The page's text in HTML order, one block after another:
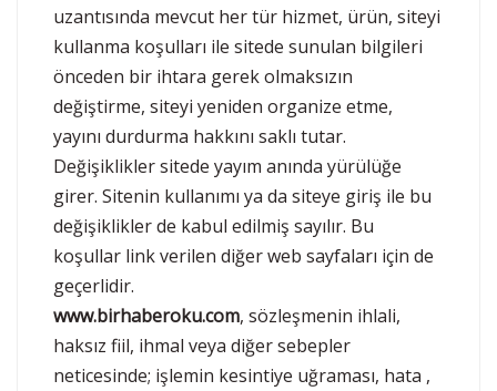
uzantısında mevcut her tür hizmet, ürün, siteyi
kullanma koşulları ile sitede sunulan bilgileri
önceden bir ihtara gerek olmaksızın
değiştirme, siteyi yeniden organize etme,
yayını durdurma hakkını saklı tutar.
Değişiklikler sitede yayım anında yürülüğe
girer. Sitenin kullanımı ya da siteye giriş ile bu
değişiklikler de kabul edilmiş sayılır. Bu
koşullar link verilen diğer web sayfaları için de
geçerlidir.
www.birhaberoku.com, sözleşmenin ihlali,
haksız fiil, ihmal veya diğer sebepler
neticesinde; işlemin kesintiye uğraması, hata ,